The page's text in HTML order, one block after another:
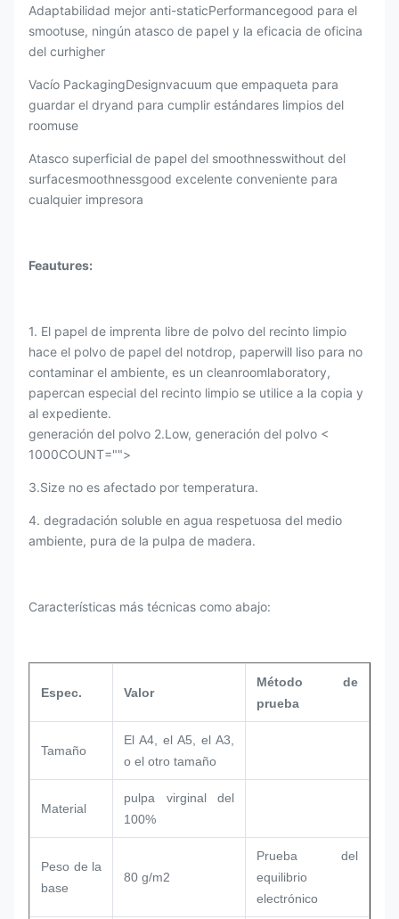
Adaptabilidad mejor anti-staticPerformancegood para el
smootuse, ningún atasco de papel y la eficacia de oficina
del curhigher
Vacío PackagingDesignvacuum que empaqueta para
guardar el dryand para cumplir estándares limpios del
roomuse
Atasco superficial de papel del smoothnesswithout del
surfacesmoothnessgood excelente conveniente para
cualquier impresora
Feautures:
1. El papel de imprenta libre de polvo del recinto limpio
hace el polvo de papel del notdrop, paperwill liso para no
contaminar el ambiente, es un cleanroomlaboratory,
papercan especial del recinto limpio se utilice a la copia y
al expediente.
generación del polvo 2.Low, generación del polvo <
1000COUNT="">
3.Size no es afectado por temperatura.
4. degradación soluble en agua respetuosa del medio
ambiente, pura de la pulpa de madera.
Características más técnicas como abajo:
Espec. Valor
Método de
prueba
Tamaño
El A4, el A5, el A3,
o el otro tamaño
Material
pulpa virginal del
100%
Peso de la
base
80 g/m2
Prueba del
equilibrio
electrónico